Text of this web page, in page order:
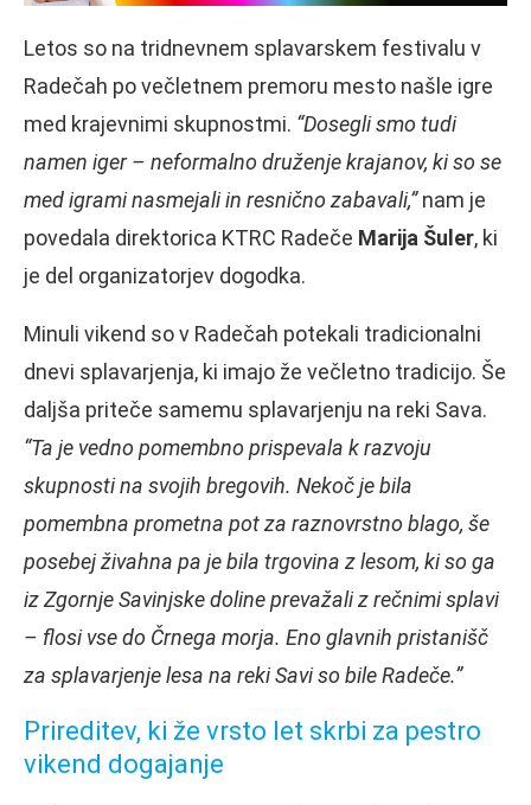
Letos so na tridnevnem splavarskem festivalu v
Radečah po večletnem premoru mesto našle igre
med krajevnimi skupnostmi. “Dosegli smo tudi
namen iger – neformalno druženje krajanov, ki so se
med igrami nasmejali in resnično zabavali,”nam je
povedala direktorica KTRC Radeče Marija Šuler, ki
je del organizatorjev dogodka.
Minuli vikend so v Radečah potekali tradicionalni
dnevi splavarjenja, ki imajo že večletno tradicijo. Še
daljša priteče samemu splavarjenju na reki Sava.
“Ta je vedno pomembno prispevala k razvoju
skupnosti na svojih bregovih. Nekoč je bila
pomembna prometna pot za raznovrstno blago, še
posebej živahna pa je bila trgovina z lesom, ki so ga
iz Zgornje Savinjske doline prevažali z rečnimi splavi
– flosi vse do Črnega morja. Eno glavnih pristanišč
za splavarjenje lesa na reki Savi so bile Radeče.”
Prireditev, ki že vrsto let skrbi za pestro
vikend dogajanje